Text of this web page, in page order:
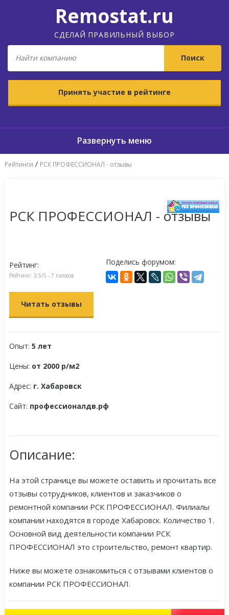
Remostat.ru
СДЕЛАЙ ПРАВИЛЬНЫЙ ВЫБОР
Принять участие в рейтинге
Рейтинги / РСК ПРОФЕССИОНАЛ - отзывы
РСК ПРОФЕССИОНАЛ - отзывы
Рейтинг:
Рейтинг: 3.5/5 - 7 голосов
Поделись форумом:
Читать отзывы
Опыт: 5 лет
Цены: от 2000 р/м2
Адрес: г. Хабаровск
Сайт: профессионалдв.рф
Описание:
На этой странице вы можете оставить и прочитать все
отзывы сотрудников, клиентов и заказчиков о
ремонтной компании РСК ПРОФЕССИОНАЛ. Филиалы
компании находятся в городе Хабаровск. Количество 1.
Основной вид деятельности компании РСК
ПРОФЕССИОНАЛ это строительство, ремонт квартир.
Ниже вы можете ознакомиться с отзывами клиентов о
компании РСК ПРОФЕССИОНАЛ.